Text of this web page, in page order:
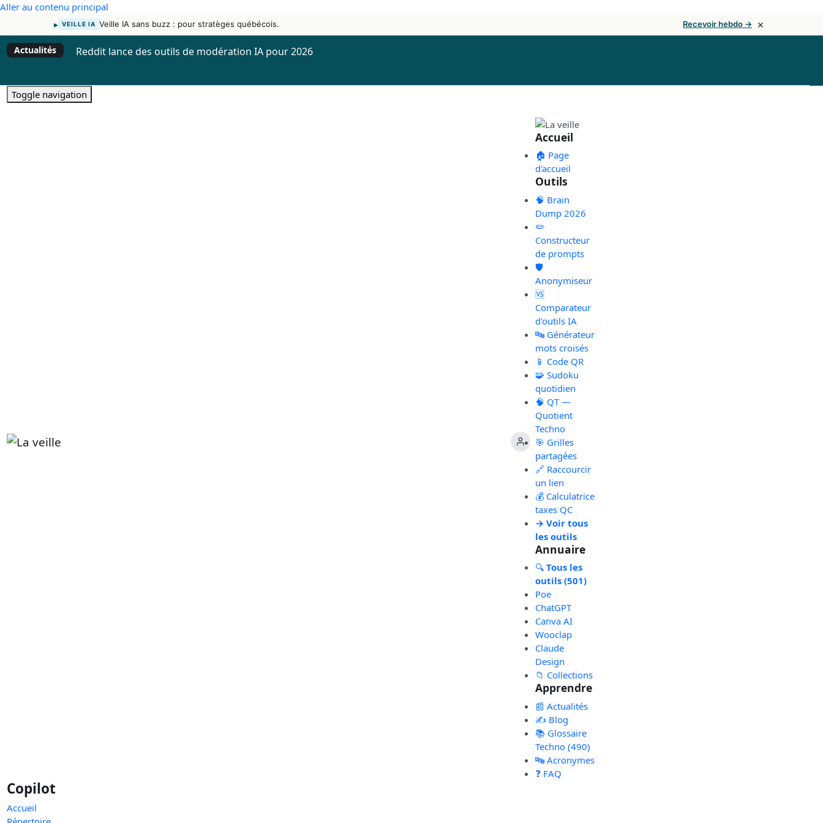
Aller au contenu principal
▸ VEILLE IA Veille IA sans buzz : pour stratèges québécois. Recevoir hebdo → ×
Actualités Reddit lance des outils de modération IA pour 2026
Toggle navigation
Accueil
🏠 Page
d'accueil
Outils
🧠 Brain
Dump 2026
✏️
Constructeur
de prompts
🛡️
Anonymiseur
🆚
Comparateur
d'outils IA
🔤 Générateur
mots croisés
📱 Code QR
🧩 Sudoku
quotidien
🧠 QT —
Quotient
Techno
🎯 Grilles
partagées
🔗 Raccourcir
un lien
💰 Calculatrice
taxes QC
→ Voir tous
les outils
Annuaire
🔍Tous les
outils (501)
Poe
ChatGPT
Canva AI
Wooclap
Claude
Design
📁 Collections
Apprendre
📰 Actualités
✍️ Blog
📚 Glossaire
Techno (490)
🔤 Acronymes
❓ FAQ
Copilot
Accueil